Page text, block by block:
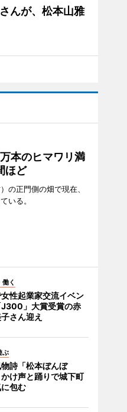
んが、松本山雅
本のヒマワリ満
ほど
の正門側の畑で現在、
いる。
く
性起業家交流イベン
」大賞受賞の赤
さん迎え
ぶ
詩「松本ぼんぼ
け声と踊りで城下町
包む